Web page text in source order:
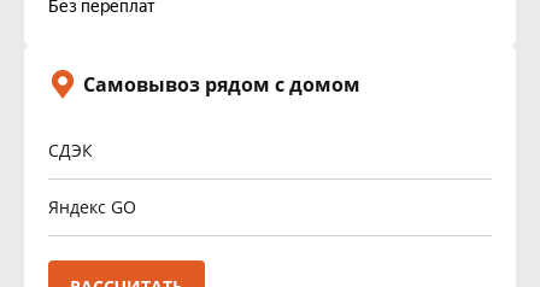
Самовывоз рядом с домом
СДЭК
Яндекс GO